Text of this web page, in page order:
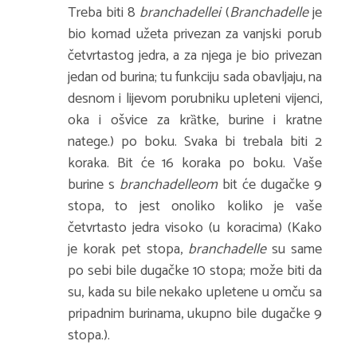
Treba biti 8 branchadellei(Branchadelleje
bio komad užeta privezan za vanjski porub
četvrtastog jedra, a za njega je bio privezan
jedan od burina; tu funkciju sada obavljaju, na
desnom i lijevom porubniku upleteni vijenci,
oka i ošvice za krȁtke, burine i kratne
natege.) po boku. Svaka bi trebala biti 2
koraka. Bit će 16 koraka po boku. Vaše
burine s branchadelleombit će dugačke 9
stopa, to jest onoliko koliko je vaše
četvrtasto jedra visoko (u koracima) (Kako
je korak pet stopa, branchadellesu same
po sebi bile dugačke 10 stopa; može biti da
su, kada su bile nekako upletene u omču sa
pripadnim burinama, ukupno bile dugačke 9
stopa.).